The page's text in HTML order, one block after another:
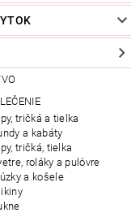
tričká a tielka
a kabáty
tričká, tielka
roláky a pulóvre
a košele